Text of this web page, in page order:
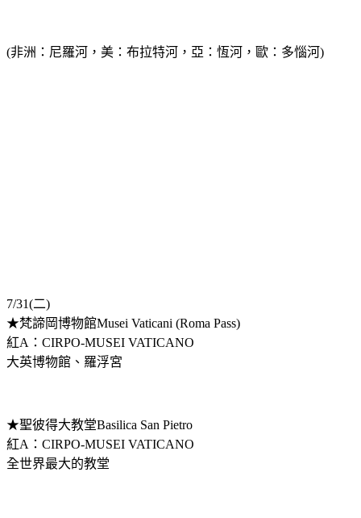
(非洲：尼羅河，美：布拉特河，亞：恆河，歐：多惱河)
7/31(二)
★梵諦岡博物館Musei Vaticani (Roma Pass)
紅A：CIRPO-MUSEI VATICANO
大英博物館、羅浮宮
★聖彼得大教堂Basilica San Pietro
紅A：CIRPO-MUSEI VATICANO
全世界最大的教堂